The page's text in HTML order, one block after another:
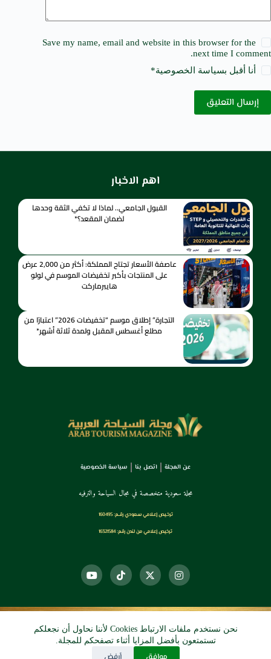
نحن نستخدم ملفات الارتباط Cookies لأننا نحاول أن نجعلكم
تستمتعون بأفضل المزايا أثناء تصفحكم للمجلة.
Save my name, email and website in this browser for the
next time I comment.
أنا أقبل بسياسة الخصوصية*
إرسال التعليق
اهم الاخبار
القبول الجامعي.. لماذا لا تكفي الثقة وحدها
لضمان المقعد؟*
عاصفة الأسعار تجتاح المملكة: أكثر من 2,000 عرض
على المنتجات بأكبر تخفيضات الموسم في لولو
هايبرماركت
التجارة” إطلاق موسم “تخفيضات 2026” اعتبارًا من
مطلع أغسطس المقبل ولمدة ثلاثة أشهر*
عن المجلة اتصل بنا سياسة الخصوصية
مجلة سعودية متخصصة في مجال السياحة والترفيه
ترخـيص إعـلامي سـعودي رقــم: 160495
ترخيص إعلامي من لندن رقم: 16321584
© 2026 دي آرو الرقمي